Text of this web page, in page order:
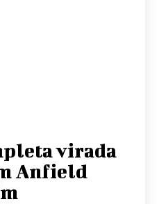
virada
Anfield